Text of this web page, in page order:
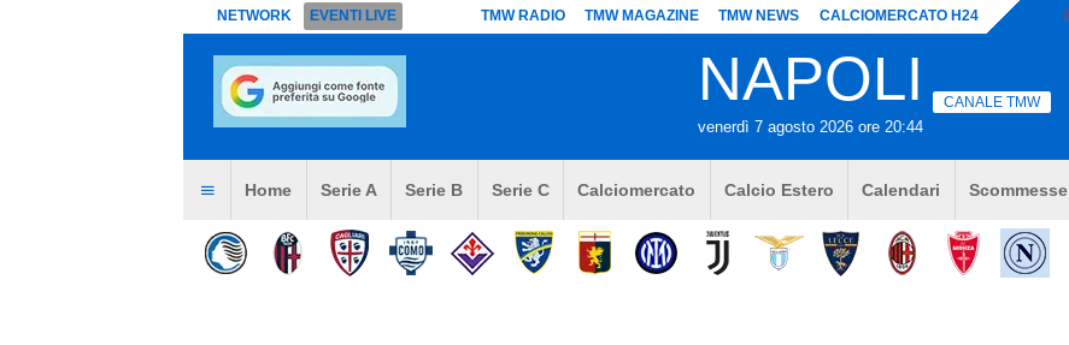
NETWORK EVENTI LIVE TMW RADIO TMW MAGAZINE TMW NEWS CALCIOMERCATO H24
NAPOLI
venerdì 7 agosto 2026 ore 20:44
CANALE TMW
Home Serie A Serie B Serie C Calciomercato Calcio Estero Calendari Scommesse